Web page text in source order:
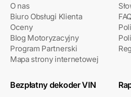
O nas
Biuro Obsługi Klienta
Oceny
Blog Motoryzacyjny
Program Partnerski
Mapa strony internetowej
Bezpłatny dekoder VIN